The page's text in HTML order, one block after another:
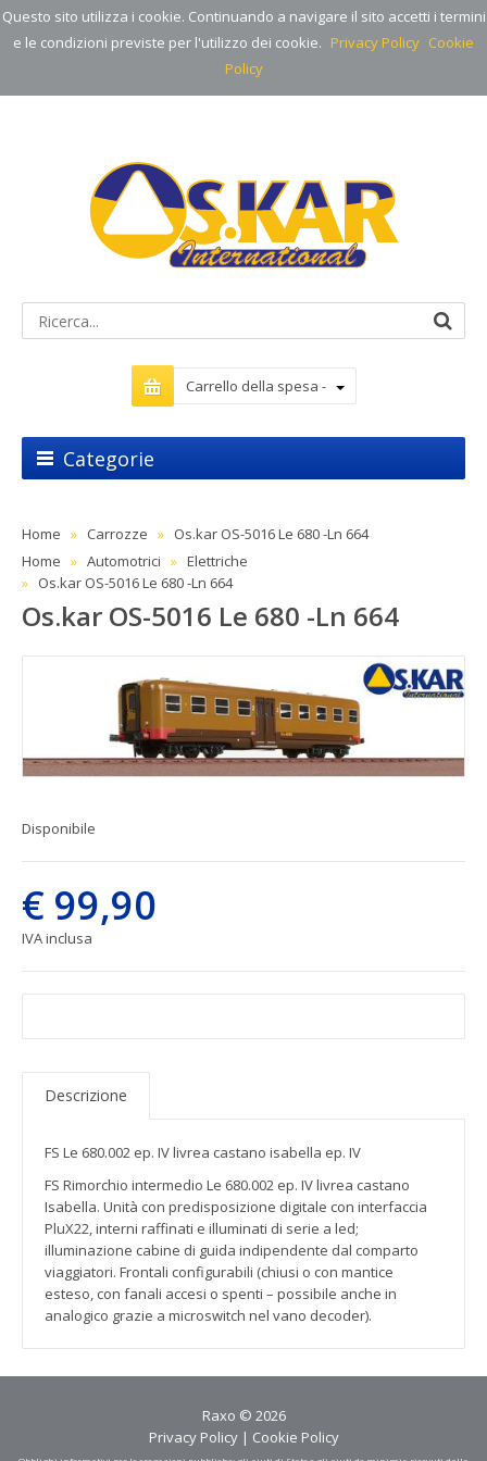
Questo sito utilizza i cookie. Continuando a navigare il sito accetti i termini
e le condizioni previste per l'utilizzo dei cookie. Privacy Policy Cookie
Policy
Carrello della spesa -
Categorie
Home Carrozze
Os.kar OS-5016 Le 680 -Ln 664
Home
Automotrici
Elettriche
Os.kar OS-5016 Le 680 -Ln 664
Os.kar OS-5016 Le 680 -Ln 664
Disponibile
€ 99,90
IVA inclusa
Descrizione
FS Le 680.002 ep. IV livrea castano isabella ep. IV
FS Rimorchio intermedio Le 680.002 ep. IV livrea castano
Isabella. Unità con predisposizione digitale con interfaccia
PluX22, interni raffinati e illuminati di serie a led;
illuminazione cabine di guida indipendente dal comparto
viaggiatori. Frontali configurabili (chiusi o con mantice
esteso, con fanali accesi o spenti – possibile anche in
analogico grazie a microswitch nel vano decoder).
Raxo © 2026
Privacy Policy| Cookie Policy